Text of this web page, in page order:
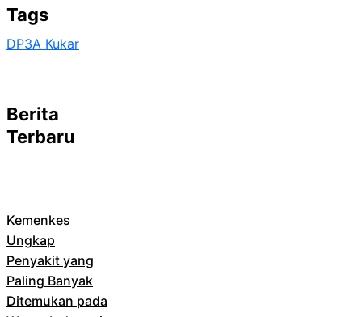
Tags
DP3A Kukar
Berita
Terbaru
Kemenkes
Ungkap
Penyakit yang
Paling Banyak
Ditemukan pada